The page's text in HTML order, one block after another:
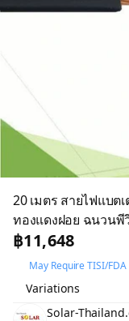
20 เมตร สายไฟแบต
฿11,648
May Require TISI/FDA
Variations
Solar-